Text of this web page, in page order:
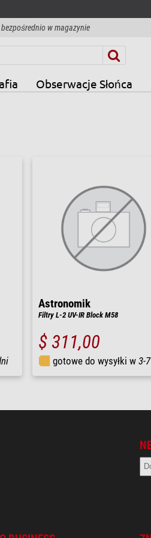
w magazynie
Obserwacje Słońca
Astronomik
Filtry L-2 UV-IR Block M58
$ 311,00
gotowe do wysyłki w 3-